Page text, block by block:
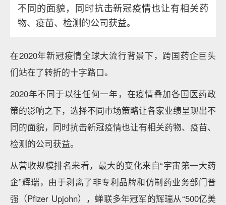
不同的面貌，同时抗击新冠疫情也让有相关药
物、疫苗、检测的公司获益。
在2020年新冠疫情全球大流行背景下，跨国药企巨头
们站在了转折的十字路口。
2020年不同于以往任何一年，在疫情叠加各国医药政
策的影响之下，选择不同市场策略让各家业绩呈现出不
同的面貌，同时抗击新冠疫情也让有相关药物、疫苗、
检测的公司获益。
从营收规模排名来看，最大的变化来自“宇宙第一大药
企”辉瑞，由于剥离了非专利品牌和仿制药业务部门普
强（Pfizer Upjohn），蝉联多年冠军的辉瑞从“500亿美